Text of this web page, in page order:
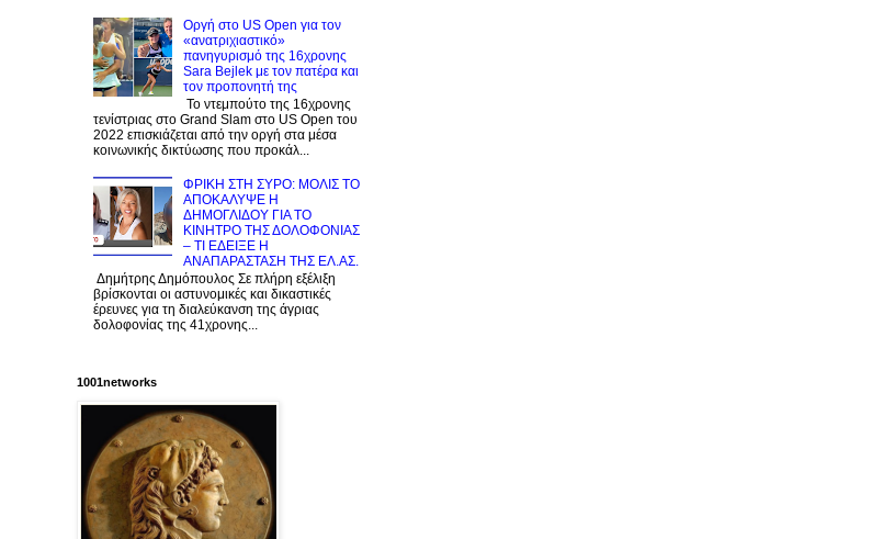
Οργή στο US Open για τον
«ανατριχιαστικό»
πανηγυρισμό της 16χρονης
Sara Bejlek με τον πατέρα και
τον προπονητή της
Το ντεμπούτο της 16χρονης
τενίστριας στο Grand Slam στο US Open του
2022 επισκιάζεται από την οργή στα μέσα
κοινωνικής δικτύωσης που προκάλ...
ΦΡΙΚΗ ΣΤΗ ΣΥΡΟ: ΜΟΛΙΣ TO
ΑΠΟΚΑΛΥΨΕ Η
ΔΗΜΟΓΛΙΔΟΥ ΓΙΑ ΤΟ
KINΗΤΡΟ ΤΗΣ ΔΟΛΟΦΟΝΙΑΣ
– ΤΙ ΕΔΕΙΞΕ Η
ΑΝΑΠΑΡΑΣΤΑΣΗ ΤΗΣ ΕΛ.ΑΣ.
Δημήτρης Δημόπουλος Σε πλήρη εξέλιξη
βρίσκονται οι αστυνομικές και δικαστικές
έρευνες για τη διαλεύκανση της άγριας
δολοφονίας της 41χρονης...
1001networks